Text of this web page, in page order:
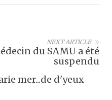
NEXT ARTICLE
du SAMU a été
suspendu
mer...de d'yeux